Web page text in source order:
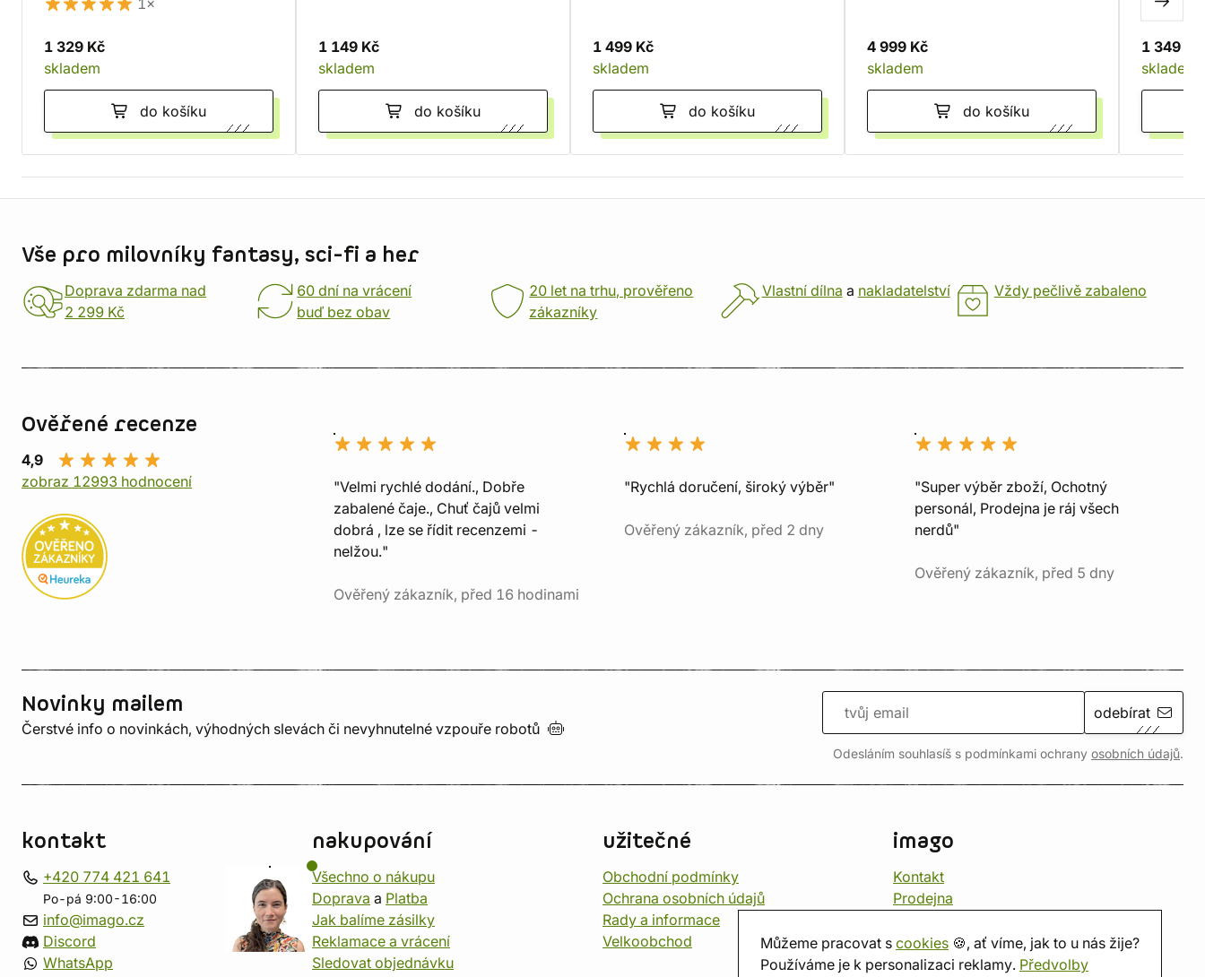
1×
1 329 Kč
skladem
do košíku
1 149 Kč
skladem
do košíku
1 499 Kč
skladem
do košíku
4 999 Kč
skladem
do košíku
1 349 Kč
skladem
Můžeme pracovat s cookies 🍪, ať víme, jak to u nás žije?
Používáme je k personalizaci reklamy. Předvolby
Vše pro milovníky fantasy, sci-fi a her
Doprava zdarma nad
2 299 Kč
60 dní na vrácení
buď bez obav
20 let na trhu, prověřeno
zákazníky
Vlastní dílna a nakladatelství Vždy pečlivě zabaleno
Ověřené recenze
4,9
zobraz 12993 hodnocení
"Velmi rychlé dodání., Dobře
zabalené čaje., Chuť čajů velmi
dobrá , lze se řídit recenzemi -
nelžou."
Ověřený zákazník, před 16 hodinami
"Rychlá doručení, široký výběr"
Ověřený zákazník, před 2 dny
"Super výběr zboží, Ochotný
personál, Prodejna je ráj všech
nerdů"
Ověřený zákazník, před 5 dny
Novinky mailem
Čerstvé info o novinkách, výhodných slevách či nevyhnutelné vzpouře robotů
odebírat
Odesláním souhlasíš s podmínkami ochrany osobních údajů.
kontakt
+420 774 421 641
Po-pá 9:00-16:00
info@imago.cz
Discord
WhatsApp
nakupování
Všechno o nákupu
Doprava a Platba
Jak balíme zásilky
Reklamace a vrácení
Sledovat objednávku
užitečné
Obchodní podmínky
Ochrana osobních údajů
Rady a informace
Velkoobchod
imago
Kontakt
Prodejna
O nás
Hodnocení obchodu